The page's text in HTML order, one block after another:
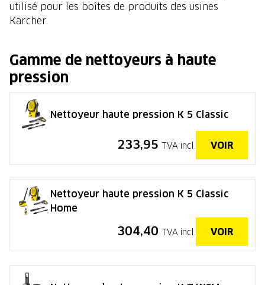
utilisé pour les boîtes de produits des usines
Kärcher.
Gamme de nettoyeurs à haute
pression
Nettoyeur haute pression K 5 Classic
233,95 TVA incl. VOIR
Nettoyeur haute pression K 5 Classic
Home
304,40 TVA incl. VOIR